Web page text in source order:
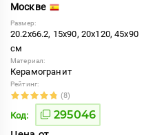
Москве
Размер:
20.2x66.2, 15x90, 20x120, 45x90
см
Материал:
Керамогранит
Рейтинг:
(8)
Код: 295046